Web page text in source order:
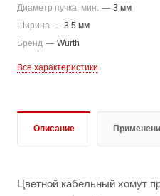
Диаметр пучка, мин. — 3 мм
Ширина — 3.5 мм
Бренд — Wurth
Все характеристики
Описание
Цветной кабельный хомут